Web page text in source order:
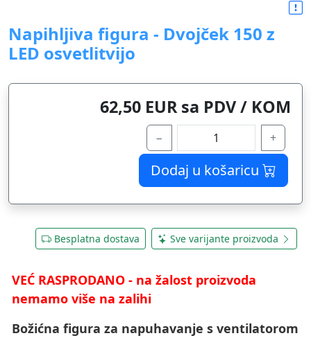
Napihljiva figura - Dvojček 150 z
LED osvetlitvijo
62,50 EUR sa PDV / KOM
− +
Dodaj u košaricu
Besplatna dostava Sve varijante proizvoda
VEĆ RASPRODANO - na žalost proizvoda
nemamo više na zalihi
Božićna figura za napuhavanje s ventilatorom